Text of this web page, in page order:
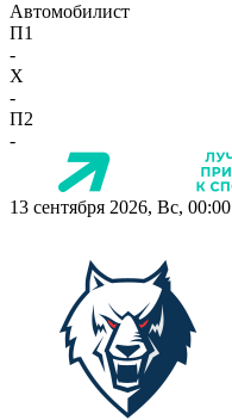
Автомобилист
П1
-
X
-
П2
-
13 сентября 2026, Вс, 00:00